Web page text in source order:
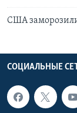
США
СОЦИАЛЬНЫЕ